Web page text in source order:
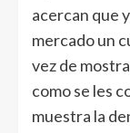
acercan que
mercado un
vez de
como se les
muestra la